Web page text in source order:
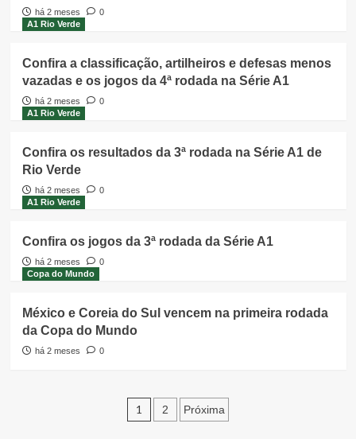
há 2 meses
0
A1 Rio Verde
Confira a classificação, artilheiros e defesas menos
vazadas e os jogos da 4ª rodada na Série A1
há 2 meses
0
A1 Rio Verde
Confira os resultados da 3ª rodada na Série A1 de
Rio Verde
há 2 meses
0
A1 Rio Verde
Confira os jogos da 3ª rodada da Série A1
há 2 meses
0
Copa do Mundo
México e Coreia do Sul vencem na primeira rodada
da Copa do Mundo
há 2 meses 0
Paginação
1 2 Próxima